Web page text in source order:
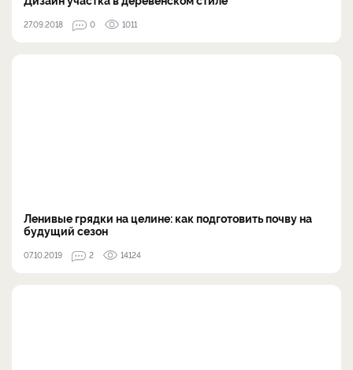
27.09.2018 0 1011
Ленивые грядки на целине: как подготовить почву на
будущий сезон
07.10.2019 2 14124